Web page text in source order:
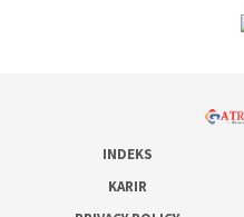
INDEKS
KARIR